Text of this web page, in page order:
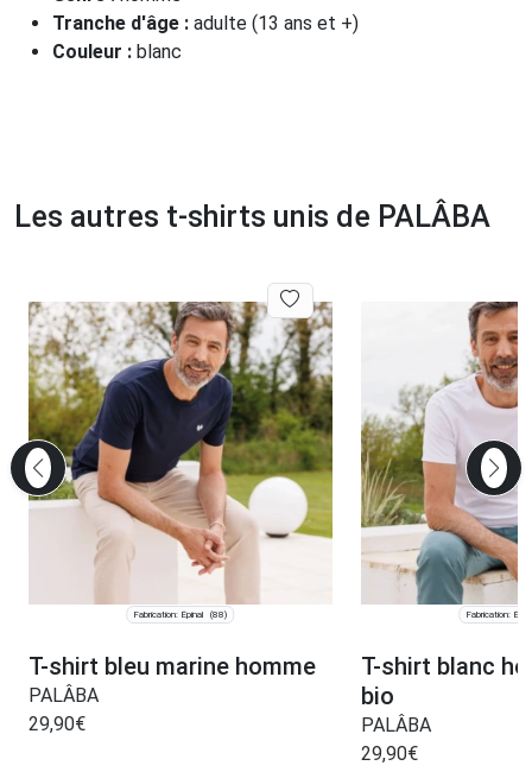
Tranche d'âge : adulte (13 ans et +)
Couleur : blanc
Les autres t-shirts unis de PALÂBA
Fabrication: Épinal (88)
T-shirt bleu marine homme
PALÂBA
29,90€
Fabrication:
T-shirt blanc
bio
PALÂBA
29,90€